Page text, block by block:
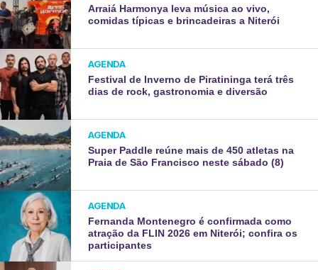
Arraiá Harmonya leva música ao vivo,
comidas típicas e brincadeiras a Niterói
AGENDA
Festival de Inverno de Piratininga terá três
dias de rock, gastronomia e diversão
AGENDA
Super Paddle reúne mais de 450 atletas na
Praia de São Francisco neste sábado (8)
AGENDA
Fernanda Montenegro é confirmada como
atração da FLIN 2026 em Niterói; confira os
participantes